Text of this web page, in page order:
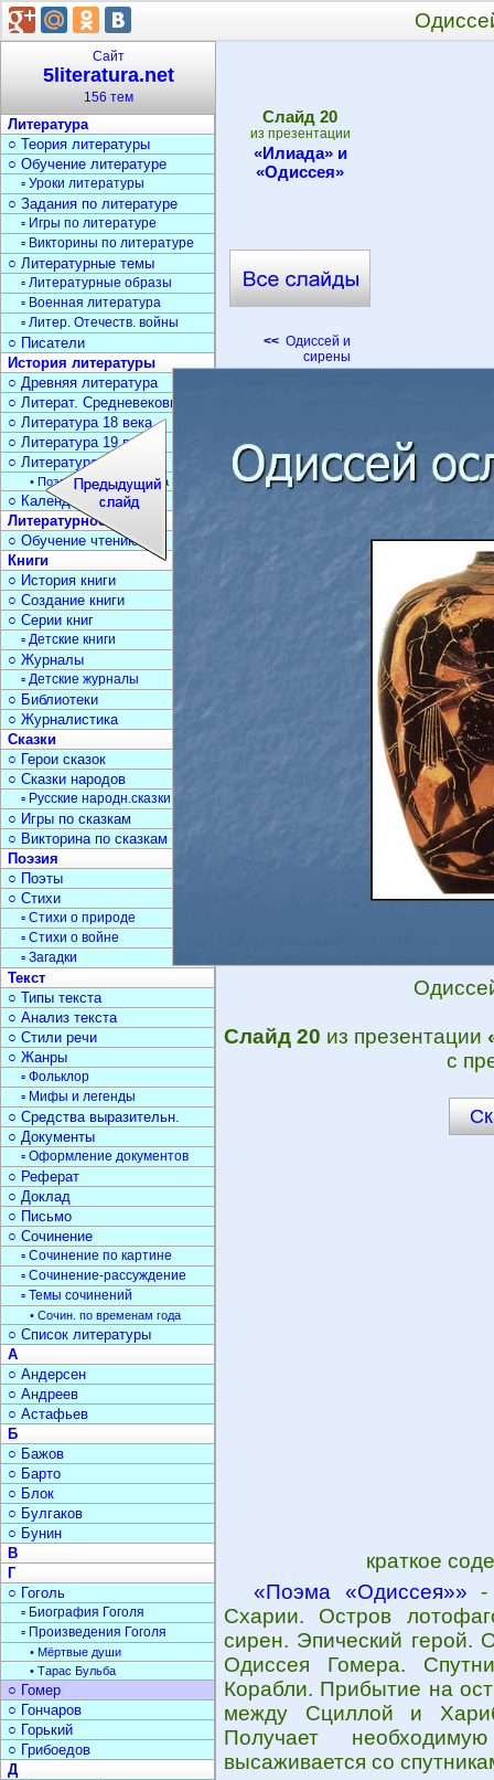
Cлайд 20
из презентации
«Илиада» и
«Одиссея»
<< Одиссей и
сирены
Слайд 20 из презентации
с
краткое
«Поэма «Одиссея»» -
Схарии. Остров
сирен. Эпический герой.
Одиссея Гомера.
Корабли. Прибытие на
между Сциллой и
Получает
высаживается со
Сайт
5literatura.net
156 тем
Литература
○ Теория литературы
○ Обучение литературе
▫ Уроки литературы
○ Задания по литературе
▫ Игры по литературе
▫ Викторины по литературе
○ Литературные темы
▫ Литературные образы
▫ Военная литература
▫ Литер. Отечеств. войны
○ Писатели
История литературы
○ Древняя литература
○ Литерат. Средневековья
○ Литература 18 века
○ Литература 19 века
○ Литература 20 века
• Поэзия Серебрян. века
○ Календарь дат
Литературное чтение
○ Обучение чтению
Книги
○ История книги
○ Создание книги
○ Серии книг
▫ Детские книги
○ Журналы
▫ Детские журналы
○ Библиотеки
○ Журналистика
Сказки
○ Герои сказок
○ Сказки народов
▫ Русские народн.сказки
○ Игры по сказкам
○ Викторина по сказкам
Поэзия
○ Поэты
○ Стихи
▫ Стихи о природе
▫ Стихи о войне
▫ Загадки
Текст
○ Типы текста
○ Анализ текста
○ Стили речи
○ Жанры
▫ Фольклор
▫ Мифы и легенды
○ Средства выразительн.
○ Документы
▫ Оформление документов
○ Реферат
○ Доклад
○ Письмо
○ Сочинение
▫ Сочинение по картине
▫ Сочинение-рассуждение
▫ Темы сочинений
• Сочин. по временам года
○ Список литературы
А
○ Андерсен
○ Андреев
○ Астафьев
Б
○ Бажов
○ Барто
○ Блок
○ Булгаков
○ Бунин
В
Г
○ Гоголь
▫ Биография Гоголя
▫ Произведения Гоголя
• Мёртвые души
• Тарас Бульба
○ Гомер
○ Гончаров
○ Горький
○ Грибоедов
Д